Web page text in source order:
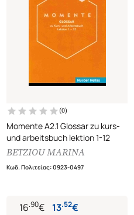
(0)
Momente A2.1 Glossar zu kurs-
und arbeitsbuch lektion 1-12
BETZIOU MARINA
Κωδ. Πολιτείας:0923-0497
16.90€ 13.52€